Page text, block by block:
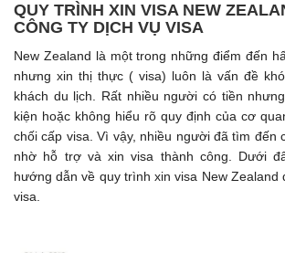
QUY TRÌNH XIN VISA NEW
CÔNG TY DỊCH VỤ VISA
New Zealand là một trong những điểm đến
nhưng xin thị thực ( visa) luôn là vấn đề
khách du lịch. Rất nhiều người có tiền
kiện hoặc không hiểu rõ quy định của cơ
chối cấp visa. Vì vậy, nhiều người đã tìm đến
nhờ hỗ trợ và xin visa thành công. Dưới
hướng dẫn về quy trình xin visa New Zealand
visa.